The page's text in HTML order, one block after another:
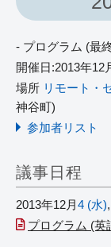
- プログラム (最
開催日:2013年12
場所 リモート・
神谷町)
参加者リスト
議事日程
2013年12月4 (水),
プログラム (英